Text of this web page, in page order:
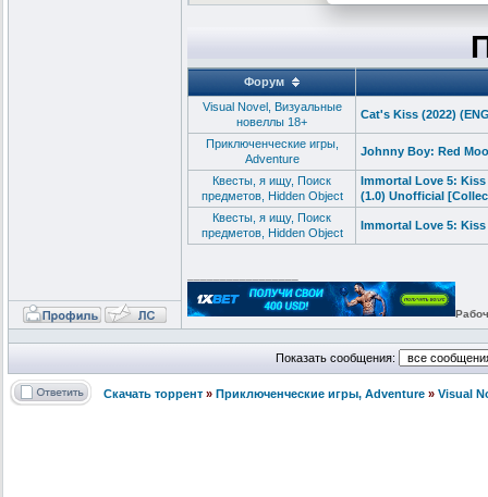
Форум
Visual Novel, Визуальные
новеллы 18+
Cat's Kiss (2022)
Приключенческие игры,
Adventure
Johnny Boy: Red
Квесты, я ищу, Поиск
предметов, Hidden Object
Immortal Love 5:
(1.0) Unofficial
Квесты, я ищу, Поиск
предметов, Hidden Object
Immortal Love 5:
Показать сообщения:
Скачать торрент » Приключенческие игры, Adventure » Visual